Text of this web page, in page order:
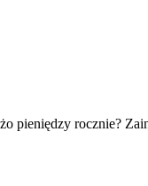
pieniędzy rocznie?